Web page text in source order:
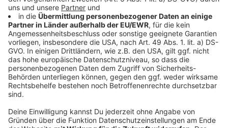
Abschnitt Wieden Schleife bis Kirchenfelder Weg.
Linie NE3: Im Einklang mit dem NVP Teil 3 entfällt in
beiden Fahrtrichtungen der Abschnitt
Schaumlöffel bis Markland.
Linie NE6: In Fahrtrichtung Ronsdorf Bahnhof entfällt